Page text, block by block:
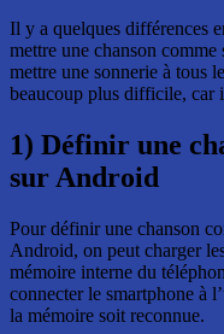
Il y a quelques différences
mettre une chanson
mettre une sonnerie à tous
beaucoup plus difficile, car
1) Définir une
sur Android
Pour définir une chanson
Android, on peut charger
mémoire interne du
connecter le smartphone à
la mémoire soit reconnue.